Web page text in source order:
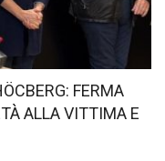
FERMA
ALLA VITTIMA E